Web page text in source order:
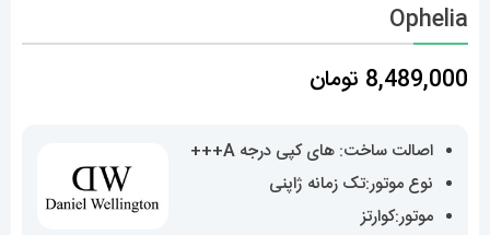
Ophelia
8,489,000 تومان
اصالت ساخت: های کپی درجه A+++
نوع موتور:تک زمانه ژاپنی
موتور:کوارتز